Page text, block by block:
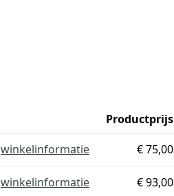
Productprijs
winkelinformatie € 75,00
winkelinformatie € 93,00